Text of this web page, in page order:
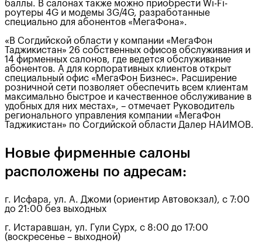
баллы. В салонах также можно приобрести Wi-Fi-
роутеры 4G и модемы 3G/4G, разработанные
специально для абонентов «МегаФона».
«В Согдийской области у компании «МегаФон
Таджикистан» 26 собственных офисов обслуживания и
14 фирменных салонов, где ведется обслуживание
абонентов. А для корпоративных клиентов открыт
специальный офис «МегаФон Бизнес». Расширение
розничной сети позволяет обеспечить всем клиентам
максимально быстрое и качественное обслуживание в
удобных для них местах», – отмечает Руководитель
регионального управления компании «МегаФон
Таджикистан» по Согдийской области Далер НАИМОВ.
Новые фирменные салоны
расположены по адресам:
г. Исфара, ул. А. Джоми (ориентир Автовокзал), с 7:00
до 21:00 без выходных
г. Истаравшан, ул. Гули Сурх, с 8:00 до 17:00
(воскресенье – выходной)